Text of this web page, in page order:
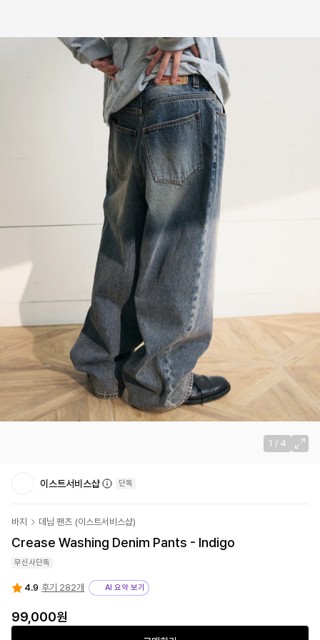
1 / 4
이스트서비스샵 단독
바지 데님 팬츠 (이스트서비스샵)
Crease Washing Denim Pants - Indigo
무신사단독
4.9 후기 282개 AI 요약 보기
99,000원